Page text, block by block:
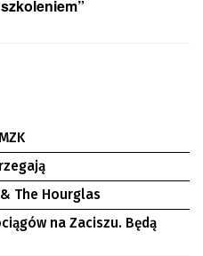
& The Hourglas
na Zaciszu. Będą